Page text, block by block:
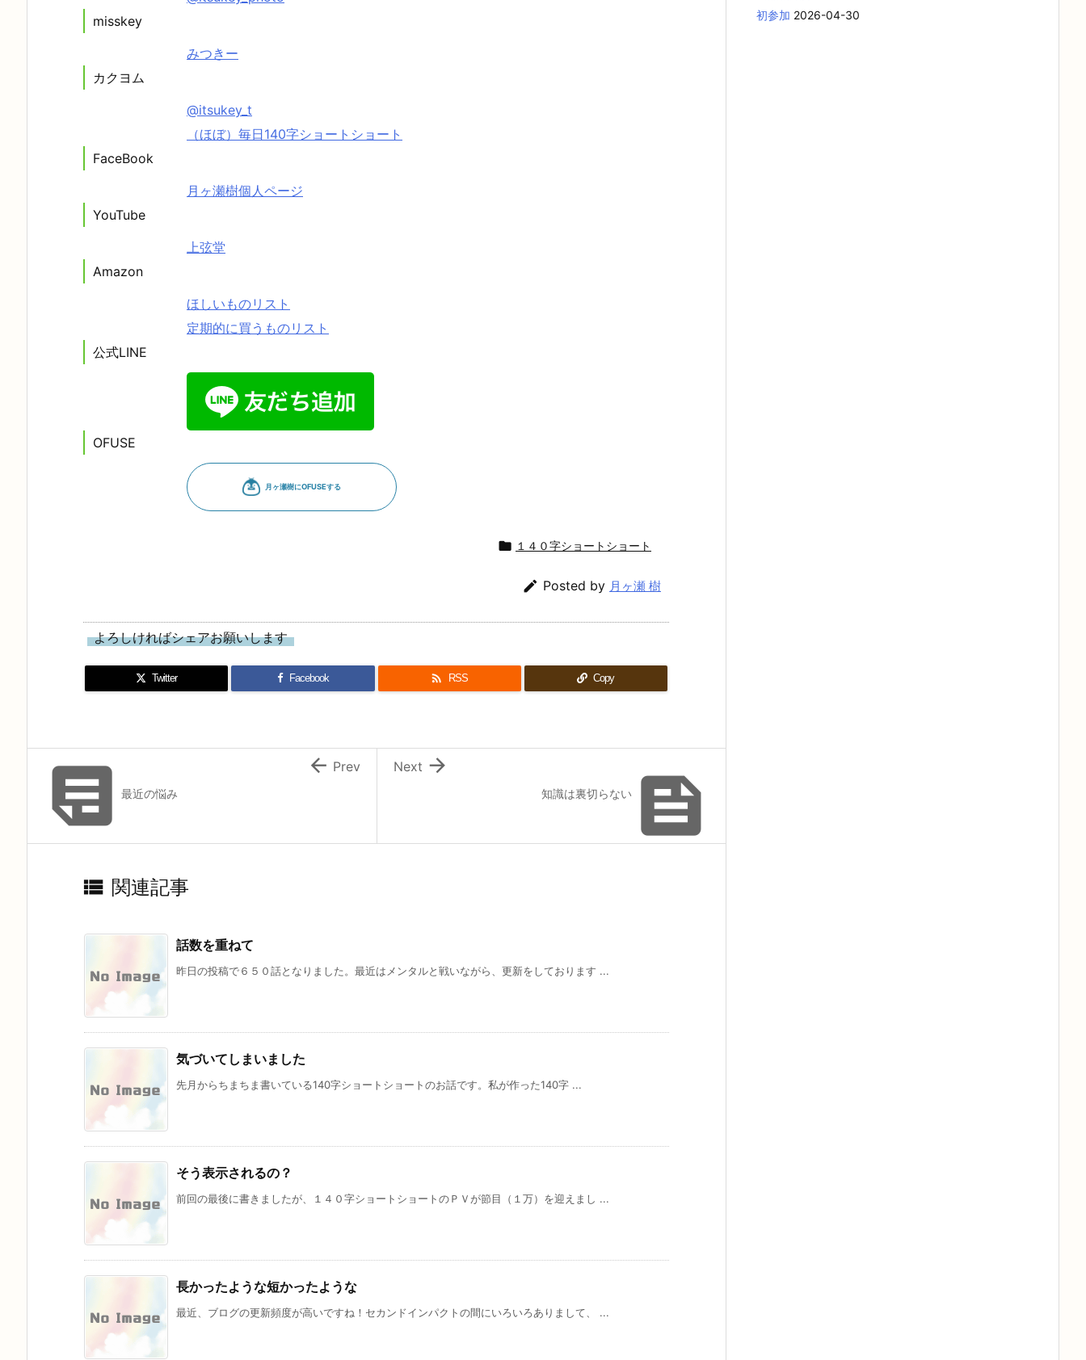
misskey
みつきー
カクヨム
@itsukey_t
（ほぼ）毎日140字ショートショート
FaceBook
月ヶ瀬樹個人ページ
YouTube
上弦堂
Amazon
ほしいものリスト
定期的に買うものリスト
公式LINE
OFUSE
 １４０字ショートショート
 Posted by 月ヶ瀬 樹
よろしければシェアお願いします
Twitter Facebook  RSS Copy

知識は裏切らない

Next
最近の悩み
 Prev
 関連記事
話数を重ねて
昨日の投稿で６５０話となりました。最近はメンタルと戦いながら、更新をしております ...
気づいてしまいました
先月からちまちま書いている140字ショートショートのお話です。私が作った140字 ...
そう表示されるの？
前回の最後に書きましたが、１４０字ショートショートのＰＶが節目（１万）を迎えまし ...
長かったような短かったような
最近、ブログの更新頻度が高いですね！セカンドインパクトの間にいろいろありまして、 ...
初参加 2026-04-30